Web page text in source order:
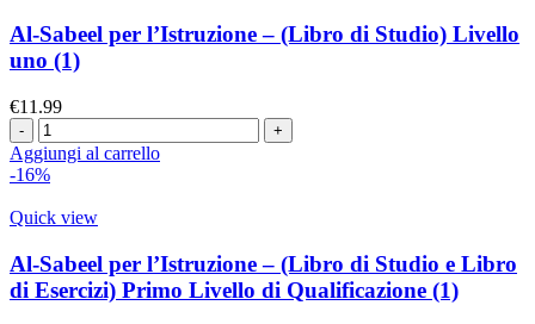
Al-Sabeel per l’Istruzione – (Libro di Studio) Livello
uno (1)
€11.99
Aggiungi al carrello
-16%
Quick view
Al-Sabeel per l’Istruzione – (Libro di Studio e Libro
di Esercizi) Primo Livello di Qualificazione (1)